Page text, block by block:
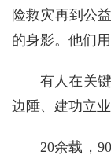
险救灾再到公
的身影。他们
有人在关
边陲、建功立业
20余载，